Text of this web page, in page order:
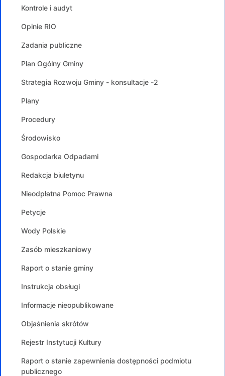
Kontrole i audyt
Opinie RIO
Zadania publiczne
Plan Ogólny Gminy
Strategia Rozwoju Gminy - konsultacje -2
Plany
Procedury
Środowisko
Gospodarka Odpadami
Redakcja biuletynu
Nieodpłatna Pomoc Prawna
Petycje
Wody Polskie
Zasób mieszkaniowy
Raport o stanie gminy
Instrukcja obsługi
Informacje nieopublikowane
Objaśnienia skrótów
Rejestr Instytucji Kultury
Raport o stanie zapewnienia dostępności podmiotu
publicznego